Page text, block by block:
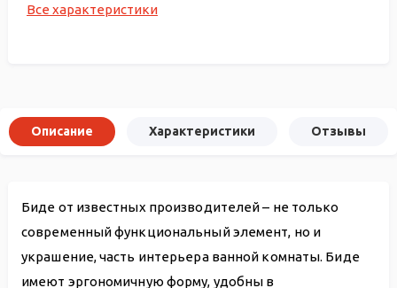
Все характеристики
Описание Характеристики Отзывы
Биде от известных производителей – не только
современный функциональный элемент, но и
украшение, часть интерьера ванной комнаты. Биде
имеют эргономичную форму, удобны в